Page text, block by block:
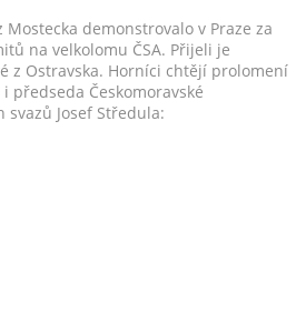
demonstrovalo v Praze za
na velkolomu ČSA. Přijeli je
z Ostravska. Horníci chtějí prolomení
předseda Českomoravské
Josef Středula: